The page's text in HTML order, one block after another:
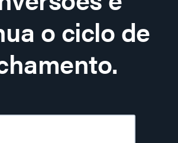
o ciclo de